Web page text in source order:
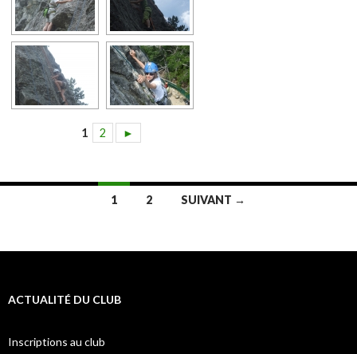
1 2 ►
1 2 SUIVANT →
ACTUALITÉ DU CLUB
Inscriptions au club